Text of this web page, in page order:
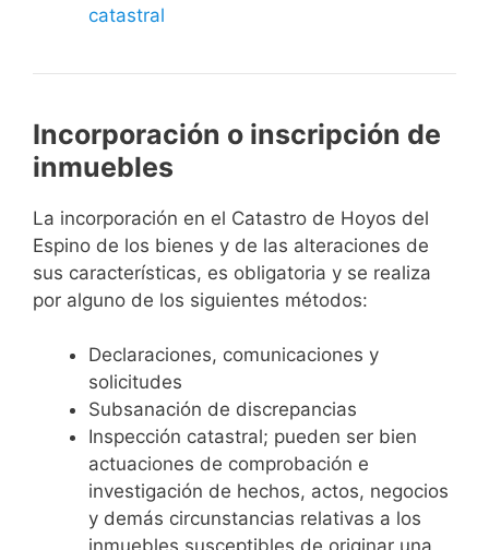
catastral
Incorporación o inscripción de
inmuebles
La incorporación en el Catastro de Hoyos del
Espino de los bienes y de las alteraciones de
sus características, es obligatoria y se realiza
por alguno de los siguientes métodos:
Declaraciones, comunicaciones y
solicitudes
Subsanación de discrepancias
Inspección catastral; pueden ser bien
actuaciones de comprobación e
investigación de hechos, actos, negocios
y demás circunstancias relativas a los